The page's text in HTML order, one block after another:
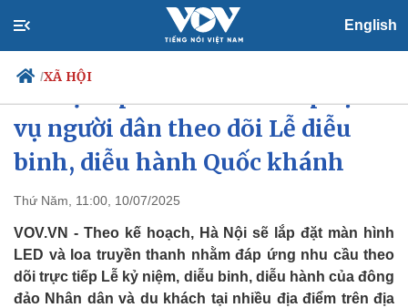
English
/XÃ HỘI
Chính trị
Đảng
Quốc hội
Nhận diện sự thật
Xã hội
Giáo dục
Dấu ấn VOV
Việc làm
Biển đảo
vụ người dân theo dõi Lễ diễu
binh, diễu hành Quốc khánh
Thứ Năm, 11:00, 10/07/2025
VOV.VN - Theo kế hoạch, Hà Nội sẽ lắp đặt màn hình
LED và loa truyền thanh nhằm đáp ứng nhu cầu theo
dõi trực tiếp Lễ kỷ niệm, diễu binh, diễu hành của đông
đảo Nhân dân và du khách tại nhiều địa điểm trên địa